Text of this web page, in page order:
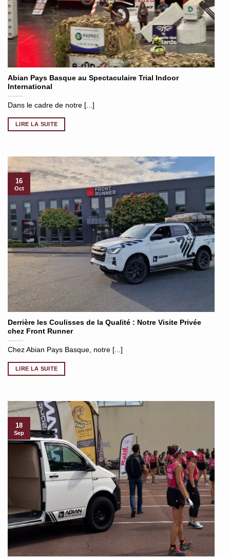
Abian Pays Basque au Spectaculaire Trial Indoor
International
Dans le cadre de notre [...]
LIRE LA SUITE
Derrière les Coulisses de la Qualité : Notre Visite Privée
chez Front Runner
Chez Abian Pays Basque, notre [...]
LIRE LA SUITE
16
Oct
18
Sep